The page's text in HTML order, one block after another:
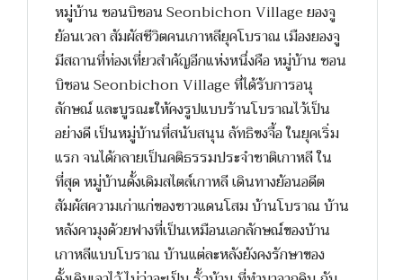
หมู่บ้าน ซอนบิชอน Seonbichon Village ยองจู
ย้อนเวลา สัมผัสชีวิตคนเกาหลียุคโบราณ เมืองยองจู
มีสถานที่ท่องเที่ยวสำคัญอีกแห่งหนึ่งคือ หมู่บ้าน ซอน
บิชอน Seonbichon Village ที่ได้รับการอนุ
ลักษณ์ และบูรณะให้คงรูปแบบร้านโบราณไว้เป็น
อย่างดี เป็นหมู่บ้านที่สนับสนุน ลัทธิขงจื้อ ในยุคเริ่ม
แรก จนได้กลายเป็นคติธรรมประจำชาติเกาหลี ใน
ที่สุด หมู่บ้านดั้งเดิมสไตล์เกาหลี เดินทางย้อนอดีต
สัมผัสความเก่าแก่ของชาวแดนโสม บ้านโบราณ บ้าน
หลังคามุงด้วยฟางที่เป็นเหมือนเอกลักษณ์ของบ้าน
เกาหลีแบบโบราณ บ้านแต่ละหลังยังคงรักษาของ